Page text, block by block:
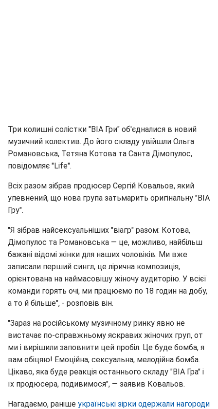
Три колишні солістки "ВІА Гри" об'єдналися в новий
музичний колектив. До його складу увійшли Ольга
Романовська, Тетяна Котова та Санта Дімопулос,
повідомляє "Life".
Всіх разом зібрав продюсер Сергій Ковальов, який
упевнений, що нова група затьмарить оригінальну "ВІА
Гру".
"Я зібрав найсексуальніших "віагр" разом: Котова,
Дімопулос та Романовська — це, можливо, найбільш
бажані відомі жінки для наших чоловіків. Ми вже
записали перший сингл, це лірична композиція,
орієнтована на наймасовішу жіночу аудиторію. У всієї
команди горять очі, ми працюємо по 18 годин на добу,
а то й більше", - розповів він.
"Зараз на російському музичному ринку явно не
вистачає по-справжньому яскравих жіночих груп, от
ми і вирішили заповнити цей пробіл. Це буде бомба, я
вам обіцяю! Емоційна, сексуальна, мелодійна бомба.
Цікаво, яка буде реакція останнього складу "ВІА Гра" і
їх продюсера, подивимося", — заявив Ковальов.
Нагадаємо, раніше українські зірки одержали нагороди